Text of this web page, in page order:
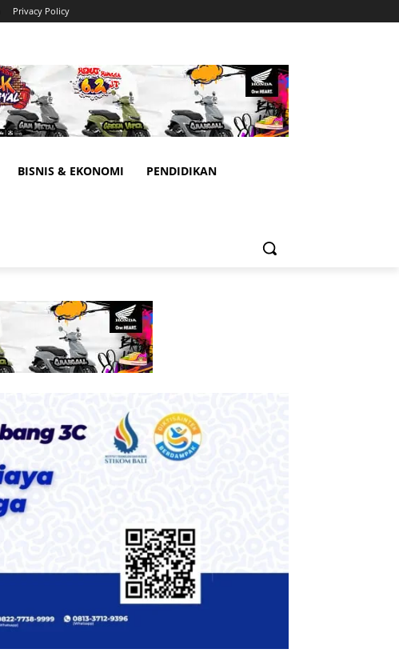
Privacy Policy
BISNIS & EKONOMI PENDIDIKAN